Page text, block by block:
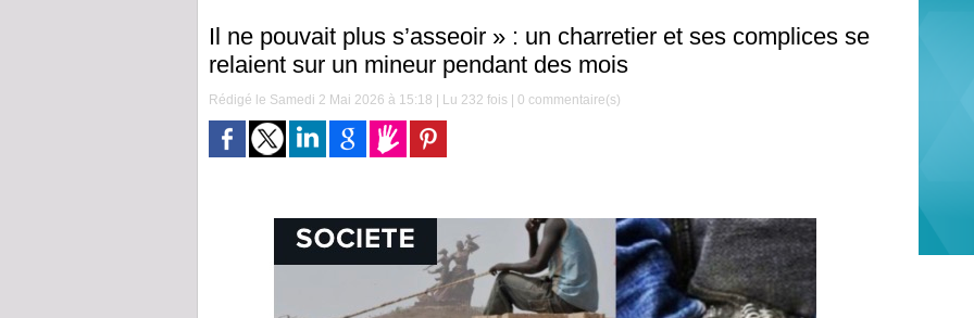
Il ne pouvait plus s’asseoir » : un charretier et ses complices se
relaient sur un mineur pendant des mois
Rédigé le Samedi 2 Mai 2026 à 15:18 | Lu 232 fois | 0 commentaire(s)